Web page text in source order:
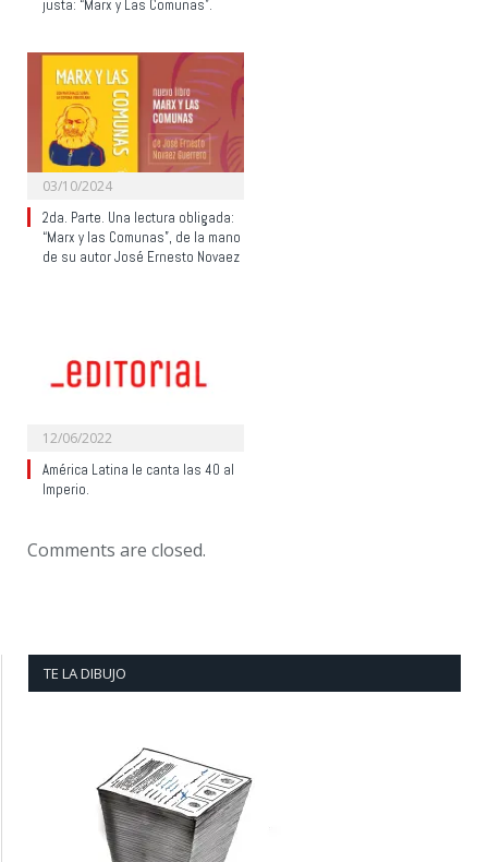
justa: “Marx y Las Comunas”.
03/10/2024
2da. Parte. Una lectura obligada:
“Marx y las Comunas”, de la mano
de su autor José Ernesto Novaez
12/06/2022
América Latina le canta las 40 al
Imperio.
Comments are closed.
TE LA DIBUJO